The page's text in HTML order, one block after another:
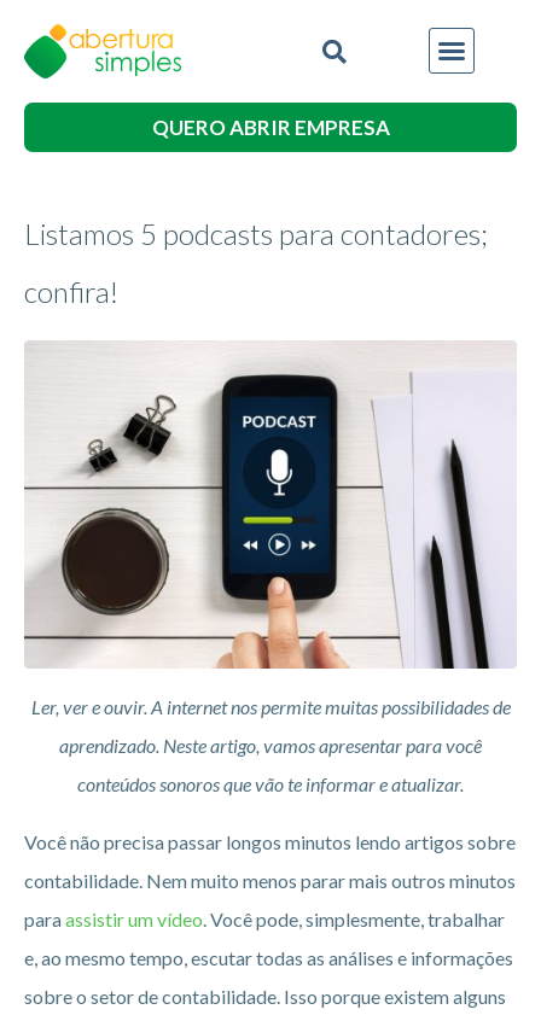
QUERO ABRIR EMPRESA
Listamos 5 podcasts para contadores;
confira!
Ler, ver e ouvir. A internet nos permite muitas possibilidades de
aprendizado. Neste artigo, vamos apresentar para você
conteúdos sonoros que vão te informar e atualizar.
Você não precisa passar longos minutos lendo artigos sobre
contabilidade. Nem muito menos parar mais outros minutos
paraassistir um vídeo. Você pode, simplesmente, trabalhar
e, ao mesmo tempo, escutar todas as análises e informações
sobre o setor de contabilidade. Isso porque existem alguns